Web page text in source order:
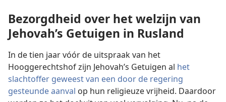
Bezorgdheid over het welzijn van
Jehovah’s Getuigen in Rusland
In de tien jaar vóór de uitspraak van het
Hooggerechtshof zijn Jehovah’s Getuigen al het
slachtoffer geweest van een door de regering
gesteunde aanval op hun religieuze vrijheid. Daardoor